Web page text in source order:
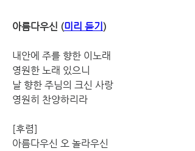
아름다우신 (미리 듣기 )
내안에 주를 향한 이노래
영원한 노래 있으니
날 향한 주님의 크신 사랑
영원히 찬양하리라
[후렴]
아름다우신 오 놀라우신